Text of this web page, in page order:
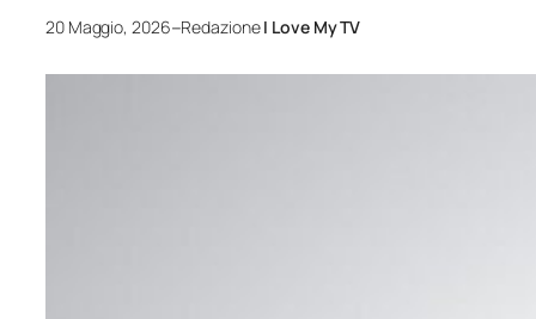
20 Maggio, 2026–RedazioneI Love My TV